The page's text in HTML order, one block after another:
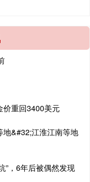
价重回3400美元
&#32;江淮江南等地
”，6年后被偶然发现